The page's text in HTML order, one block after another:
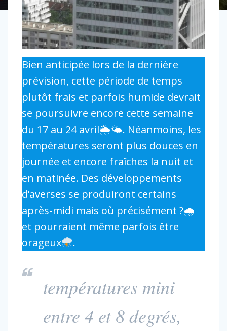
Bien anticipée lors de la dernière
prévision, cette période de temps
plutôt frais et parfois humide devrait
se poursuivre encore cette semaine
du 17 au 24 avril🌦🌤. Néanmoins, les
températures seront plus douces en
journée et encore fraîches la nuit et
en matinée. Des développements
d’averses se produiront certains
après-midi mais où précisément ?🌧
et pourraient même parfois être
orageux
.
températures mini
entre 4 et 8 degrés,